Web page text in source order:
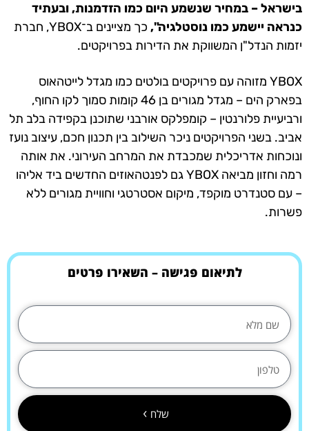
בישראל – במחיר שנשמע היום כמו הזדמנות, ובעתיד
כנראה יישמע כמו נוסטלגיה",
כך מציינים ב־YBOX, חברת
יזמות הנדל"ן המשווקת את הדירות בפרויקטים.
YBOX מזוהה עם פרויקטים בולטים כמו מגדל לייטהאוס
בפארק הים – מגדל מגורים בן 46 קומות סמוך לקו החוף,
ורביעיית פלורנטין – קומפלקס אורבני שתוכנן בקפידה בלב תל
אביב. בשני הפרויקטים ניכר השילוב בין תכנון חכם, עיצוב נועז
ונוכחות אדריכלית שמכבדת את המרחב העירוני. את אותה
רמה וחזון מביאה YBOX גם לפנטהאוזים החדשים ביד אליהו
– עם סטנדרט מוקפד, מיקום אסטרטגי וחוויית מגורים ללא
פשרות.
לתיאום פגישה – השאירו פרטים
שלח